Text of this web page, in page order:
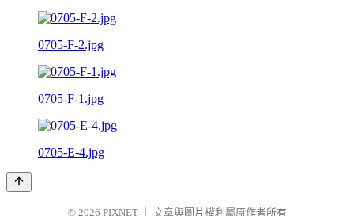
0705-F-2.jpg
0705-F-1.jpg
0705-E-4.jpg
© 2026 PIXNET 文章與圖片權利屬原作者所有